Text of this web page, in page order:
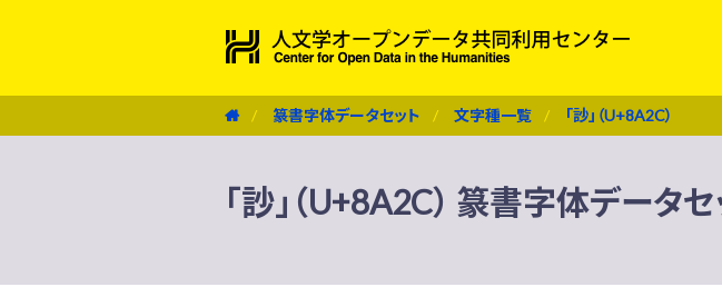
篆書字体データセット 文字種一覧 「訬」（U+8A2C）
「訬」（U+8A2C） 篆書字体データセ